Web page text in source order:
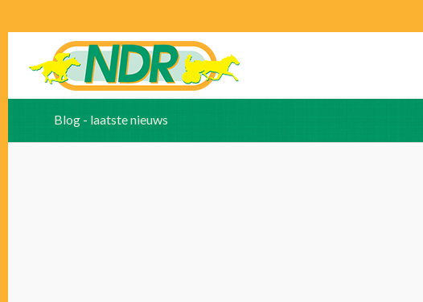
Blog - laatste nieuws